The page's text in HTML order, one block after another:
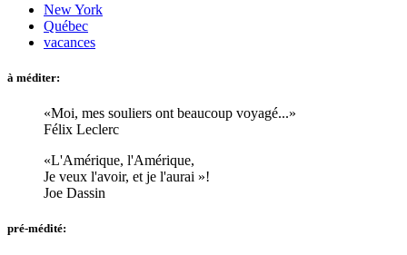
New York
Québec
vacances
à méditer:
Moi, mes souliers ont beaucoup voyagé...
Félix Leclerc
L'Amérique, l'Amérique,
Je veux l'avoir, et je l'aurai
!
Joe Dassin
pré-médité: